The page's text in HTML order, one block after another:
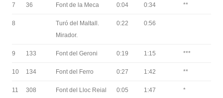
7 36 Font de la Meca 0:04 0:34 **
8
Turó del Maltall.
Mirador.
0:22 0:56
9 133 Font del Geroni 0:19 1:15 ***
10 134 Font del Ferro 0:27 1:42 **
11 308
Font del Lloc Reial
0:05 1:47 *